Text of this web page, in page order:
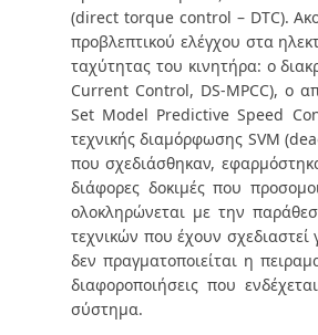
(direct torque control – DTC).
προβλεπτικού ελέγχου στα
ταχύτητας του κινητήρα: ο
Current Control, DS-MPCC), ο
Set Model Predictive Speed
τεχνικής διαμόρφωσης SVM
που σχεδιάσθηκαν,
διάφορες δοκιμές που
ολοκληρώνεται με την
τεχνικών που έχουν σχεδιαστεί
δεν πραγματοποιείται η
διαφοροποιήσεις που
σύστημα.